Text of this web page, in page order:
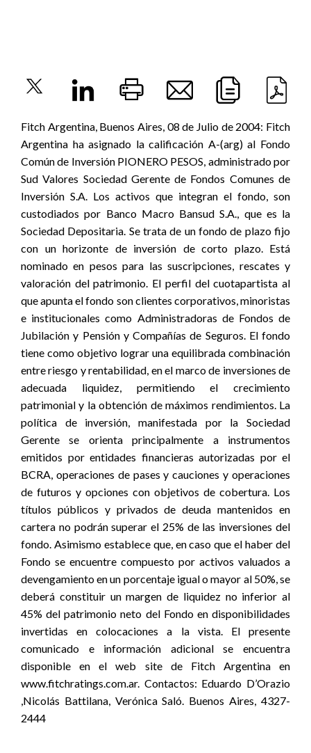
Fitch Argentina, Buenos Aires, 08 de Julio de 2004: Fitch
Argentina ha asignado la calificación A-(arg) al Fondo
Común de Inversión PIONERO PESOS, administrado por
Sud Valores Sociedad Gerente de Fondos Comunes de
Inversión S.A. Los activos que integran el fondo, son
custodiados por Banco Macro Bansud S.A., que es la
Sociedad Depositaria. Se trata de un fondo de plazo fijo
con un horizonte de inversión de corto plazo. Está
nominado en pesos para las suscripciones, rescates y
valoración del patrimonio. El perfil del cuotapartista al
que apunta el fondo son clientes corporativos, minoristas
e institucionales como Administradoras de Fondos de
Jubilación y Pensión y Compañías de Seguros. El fondo
tiene como objetivo lograr una equilibrada combinación
entre riesgo y rentabilidad, en el marco de inversiones de
adecuada liquidez, permitiendo el crecimiento
patrimonial y la obtención de máximos rendimientos. La
política de inversión, manifestada por la Sociedad
Gerente se orienta principalmente a instrumentos
emitidos por entidades financieras autorizadas por el
BCRA, operaciones de pases y cauciones y operaciones
de futuros y opciones con objetivos de cobertura. Los
títulos públicos y privados de deuda mantenidos en
cartera no podrán superar el 25% de las inversiones del
fondo. Asimismo establece que, en caso que el haber del
Fondo se encuentre compuesto por activos valuados a
devengamiento en un porcentaje igual o mayor al 50%, se
deberá constituir un margen de liquidez no inferior al
45% del patrimonio neto del Fondo en disponibilidades
invertidas en colocaciones a la vista. El presente
comunicado e información adicional se encuentra
disponible en el web site de Fitch Argentina en
www.fitchratings.com.ar. Contactos: Eduardo D’Orazio
,Nicolás Battilana, Verónica Saló. Buenos Aires, 4327-
2444